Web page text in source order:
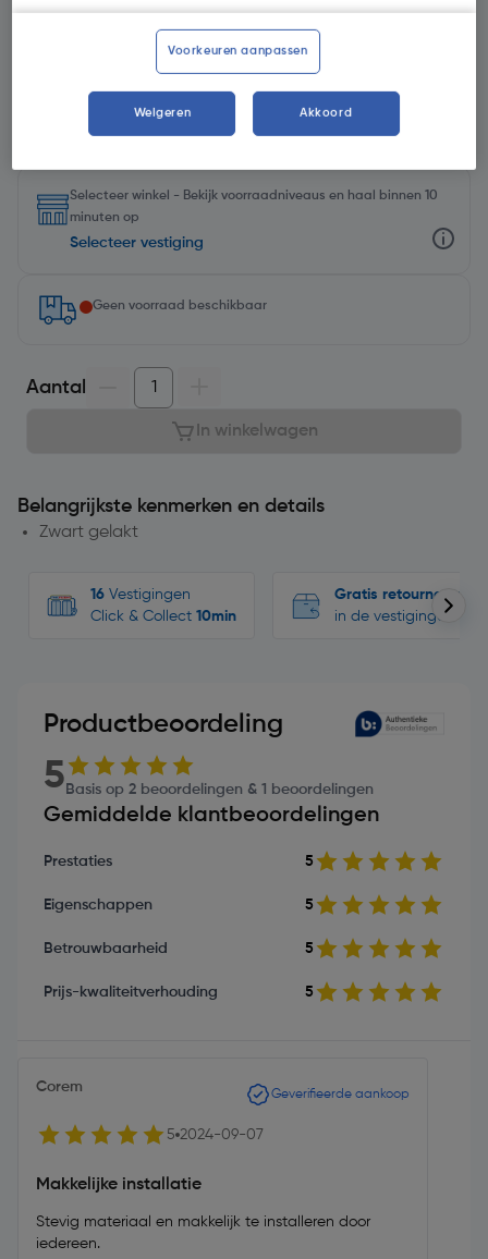
Selecteer winkel - Bekijk voorraadniveaus en haal binnen 10
minuten op
Selecteer vestiging
Geen voorraad beschikbaar
Aantal
In winkelwagen
Belangrijkste kenmerken en details
Zwart gelakt
16 Vestigingen
Click & Collect 10min
Gratis retourneren
in de vestigingen
Productbeoordeling
5 Basis op 2 beoordelingen & 1 beoordelingen
Gemiddelde klantbeoordelingen
Prestaties 5
Eigenschappen 5
Betrouwbaarheid 5
Prijs-kwaliteitverhouding 5
Corem Geverifieerde aankoop
5 2024-09-07
Makkelijke installatie
Stevig materiaal en makkelijk te installeren door
iedereen.
Voorkeuren aanpassen
Weigeren Akkoord